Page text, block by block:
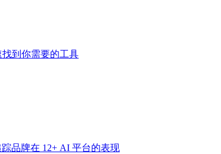
到你需要的工具
品牌在 12+ AI 平台的表现